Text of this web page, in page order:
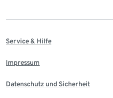
Service & Hilfe
Impressum
Datenschutz und Sicherheit